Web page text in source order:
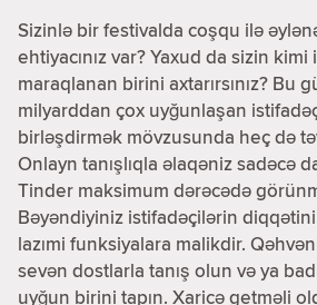
Sizinlə bir festivalda coşqu ilə
ehtiyacınız var? Yaxud da sizin
maraqlanan birini axtarırsınız? Bu
milyarddan çox uyğunlaşan
birləşdirmək mövzusunda heç də
Onlayn tanışlıqla əlaqəniz sadəcə
Tinder maksimum dərəcədə
Bəyəndiyiniz istifadəçilərin
lazımi funksiyalara malikdir.
sevən dostlarla tanış olun və ya
uyğun birini tapın. Xaricə getməli